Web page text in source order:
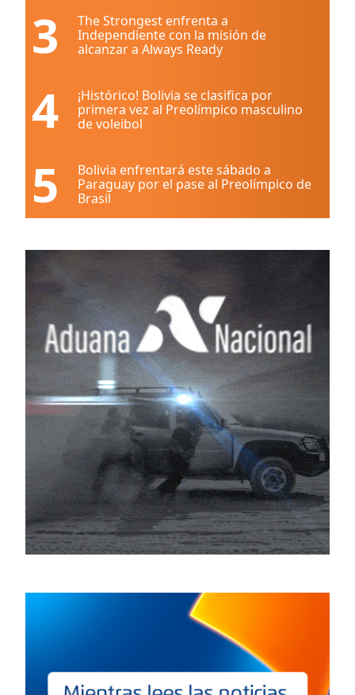
3
The Strongest enfrenta a
Independiente con la misión de
alcanzar a Always Ready
4
¡Histórico! Bolivia se clasifica por
primera vez al Preolímpico masculino
de voleibol
5
Bolivia enfrentará este sábado a
Paraguay por el pase al Preolímpico de
Brasil